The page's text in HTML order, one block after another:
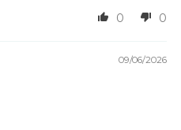
0 0
09/06/2026